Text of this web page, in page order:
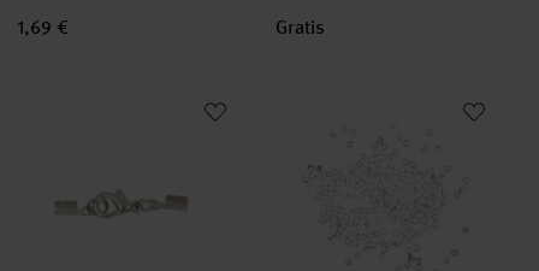
1,69 € Gratis
Lederbandverschluss silber 2mm QuetschPerle silber 1,5mm